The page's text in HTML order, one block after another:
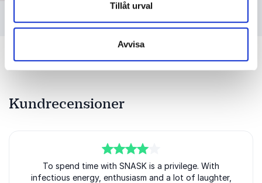
Tillåt urval
Avvisa
Kundrecensioner
av5
To spend time with SNASK is a privilege. With
infectious energy, enthusiasm and a lot of laughter,